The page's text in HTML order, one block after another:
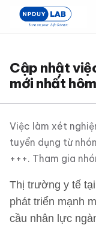
dung
chính
Cập nhật
mới nhất
Việc làm xét
tuyển dụng từ
+++. Tham gia
Thị trường y tế
phát triển mạnh
cầu nhân lực